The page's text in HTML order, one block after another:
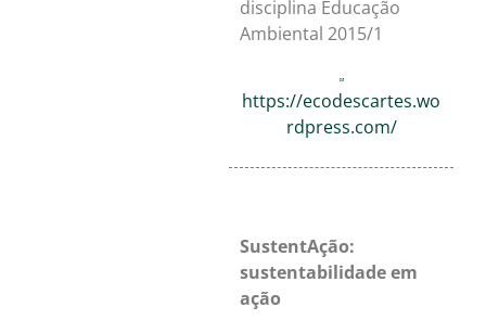
disciplina Educação
Ambiental 2015/1
https://ecodescartes.wo
rdpress.com/
SustentAção:
sustentabilidade em
ação